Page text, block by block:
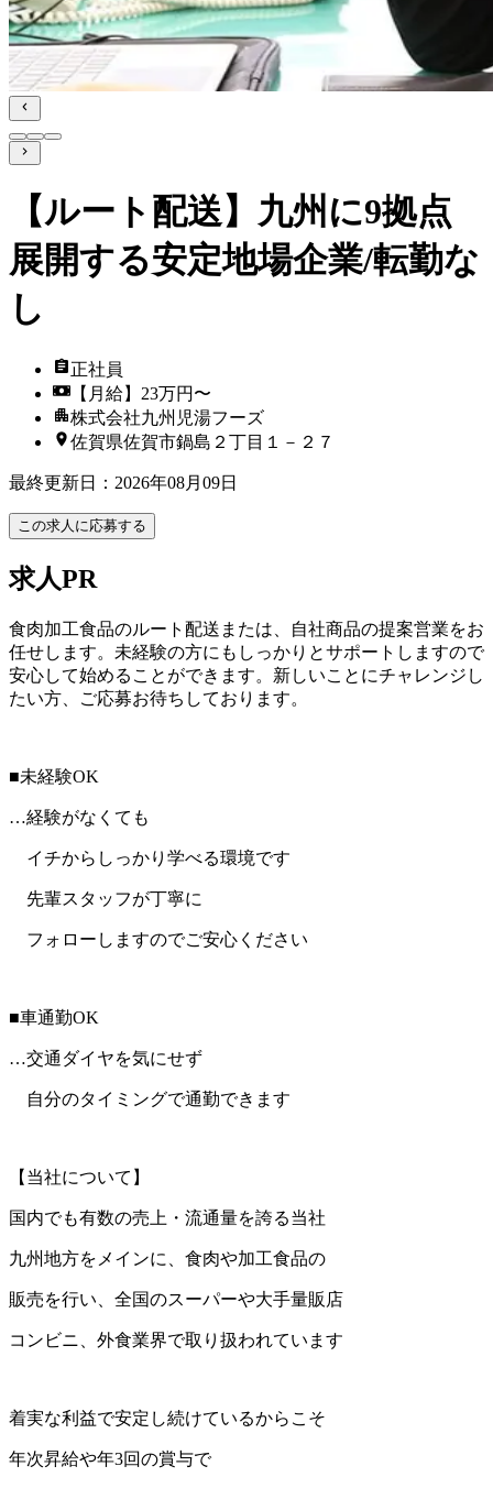
【ルート配送】九州に9拠点
展開する安定地場企業/転勤な
し
正社員
【月給】23万円〜
株式会社九州児湯フーズ
佐賀県佐賀市鍋島２丁目１－２７
最終更新日 ： 2026年08月09日
この求人に応募する
求人PR
食肉加工食品のルート配送または、自社商品の提案営業をお
任せします。未経験の方にもしっかりとサポートしますので
安心して始めることができます。新しいことにチャレンジし
たい方、ご応募お待ちしております。
■未経験OK
…経験がなくても
イチからしっかり学べる環境です
先輩スタッフが丁寧に
フォローしますのでご安心ください
■車通勤OK
…交通ダイヤを気にせず
自分のタイミングで通勤できます
【当社について】
国内でも有数の売上・流通量を誇る当社
九州地方をメインに、食肉や加工食品の
販売を行い、全国のスーパーや大手量販店
コンビニ、外食業界で取り扱われています
着実な利益で安定し続けているからこそ
年次昇給や年3回の賞与で